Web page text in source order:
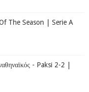
The Season | Serie A
- Paksi 2-2 |